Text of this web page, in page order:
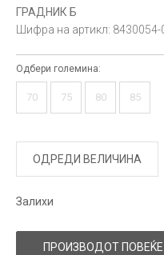
ГРАДНИК Б
Шифра на артикл: 8430054-
Одбери големина:
70 75 80 85
ОДРЕДИ ВЕЛИЧИНА
Залихи
ПРОИЗВОДОТ